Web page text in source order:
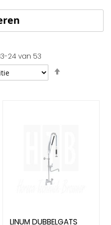
-24van 53
LINUM DUBBELGATS